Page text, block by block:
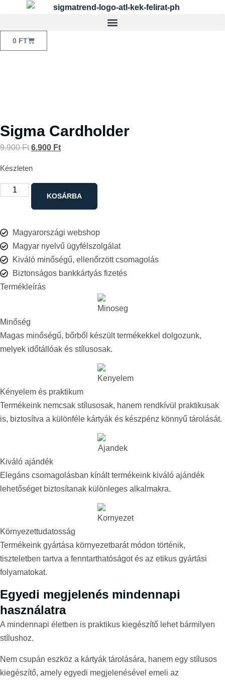
0 FT
Sigma Cardholder
9.900Ft 6.900 Ft
Készleten
KOSÁRBA
Magyarországi webshop
Magyar nyelvű ügyfélszolgálat
Kiváló minőségű, ellenőrzött csomagolás
Biztonságos bankkártyás fizetés
Termékleírás
Minőség​
Magas minőségű, bőrből készült termékekkel dolgozunk,
melyek időtállóak és stílusosak.​
Kényelem és praktikum​
Termékeink nemcsak stílusosak, hanem rendkívül praktikusak
is, biztosítva a különféle kártyák és készpénz könnyű tárolását.​
Kiváló ajándék
Elegáns csomagolásban kínált termékeink kiváló ajándék
lehetőséget biztosítanak különleges alkalmakra.​
Környezettudatosság
Termékeink gyártása környezetbarát módon történik,
tiszteletben tartva a fenntarthatóságot és az etikus gyártási
folyamatokat.​
Egyedi megjelenés mindennapi
használatra
A mindennapi életben is praktikus kiegészítő lehet bármilyen
stílushoz.
Nem csupán eszköz a kártyák tárolására, hanem egy stílusos
kiegészítő, amely egyedi megjelenésével emeli az